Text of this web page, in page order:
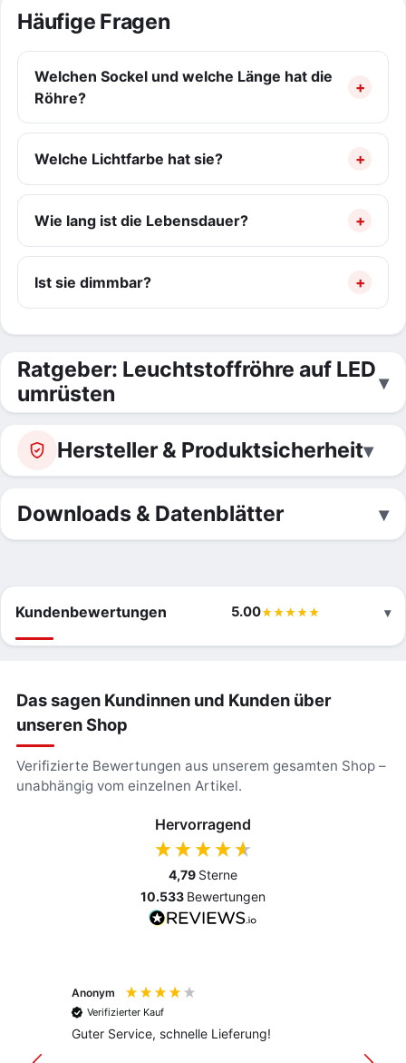
Häufige Fragen
Welchen Sockel und welche Länge hat die
Röhre?
Welche Lichtfarbe hat sie?
Wie lang ist die Lebensdauer?
Ist sie dimmbar?
Ratgeber: Leuchtstoffröhre auf LED
umrüsten
Hersteller & Produktsicherheit
Downloads & Datenblätter
Kundenbewertungen 5.00
Das sagen Kundinnen und Kunden über
unseren Shop
Verifizierte Bewertungen aus unserem gesamten Shop –
unabhängig vom einzelnen Artikel.
Hervorragend
4,79 Sterne
10.533 Bewertungen
Anonym
Verifizierter Kauf
Guter Service, schnelle Lieferung!